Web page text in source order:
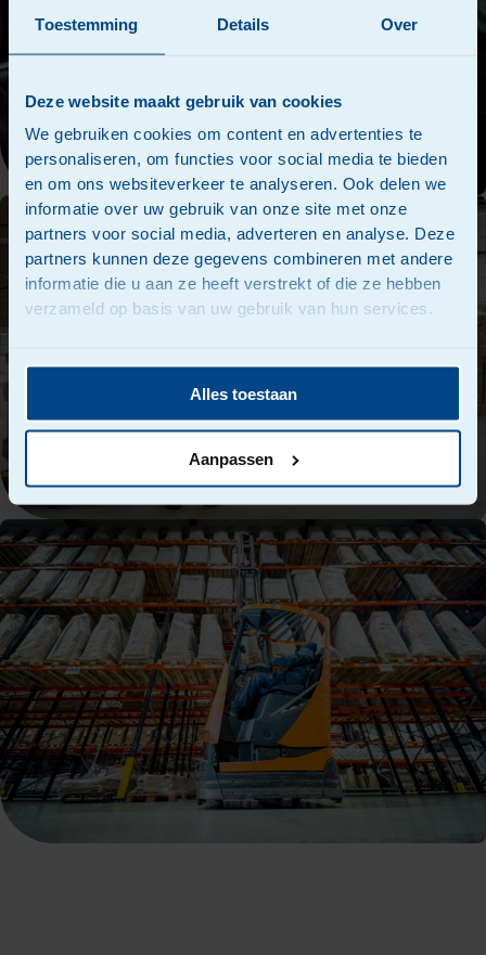
Toestemming Details Over
Deze website maakt gebruik van cookies
We gebruiken cookies om content en advertenties te
personaliseren, om functies voor social media te bieden
en om ons websiteverkeer te analyseren. Ook delen we
informatie over uw gebruik van onze site met onze
partners voor social media, adverteren en analyse. Deze
partners kunnen deze gegevens combineren met andere
informatie die u aan ze heeft verstrekt of die ze hebben
verzameld op basis van uw gebruik van hun services.
Alles toestaan
Aanpassen